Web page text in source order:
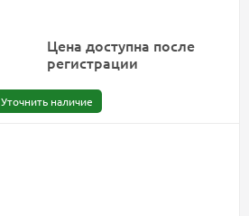
Цена доступна после
регистрации
Уточнить наличие